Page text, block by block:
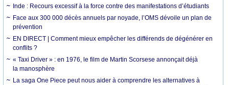
Inde : Recours excessif à la force contre des manifestations d’étudiants
Face aux 300 000 décès annuels par noyade, l’OMS dévoile un plan de
prévention
EN DIRECT | Comment mieux empêcher les différends de dégénérer en
conflits ?
« Taxi Driver » : en 1976, le film de Martin Scorsese annonçait déjà
la manosphère
La saga One Piece peut nous aider à comprendre les alternatives à